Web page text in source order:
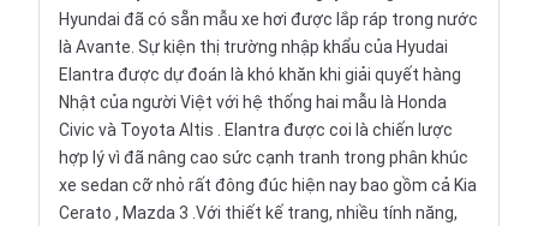
Hyundai đã có sẵn mẫu xe hơi được lắp ráp trong nước
là Avante. Sự kiện thị trường nhập khẩu của Hyudai
Elantra được dự đoán là khó khăn khi giải quyết hàng
Nhật của người Việt với hệ thống hai mẫu là Honda
Civic và Toyota Altis . Elantra được coi là chiến lược
hợp lý vì đã nâng cao sức cạnh tranh trong phân khúc
xe sedan cỡ nhỏ rất đông đúc hiện nay bao gồm cả Kia
Cerato , Mazda 3 .Với thiết kế trang, nhiều tính năng,